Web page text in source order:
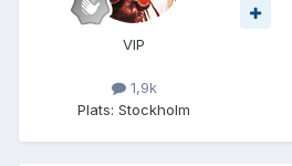
VIP
1,9k
Plats: Stockholm